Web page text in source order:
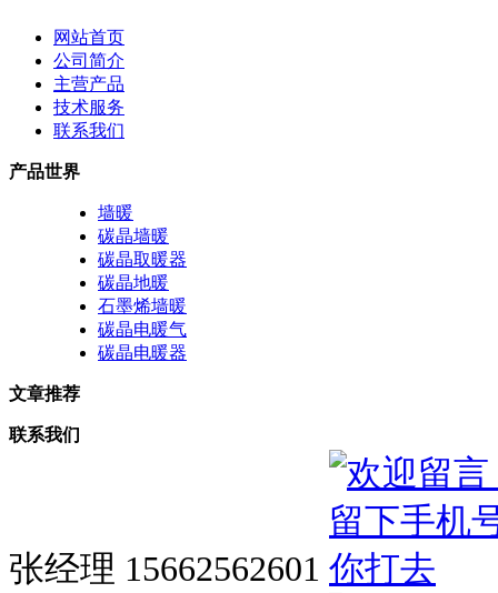
网站首页
公司简介
主营产品
技术服务
联系我们
产品世界
墙暖
碳晶墙暖
碳晶取暖器
碳晶地暖
石墨烯墙暖
碳晶电暖气
碳晶电暖器
文章推荐
联系我们
张经理 15662562601